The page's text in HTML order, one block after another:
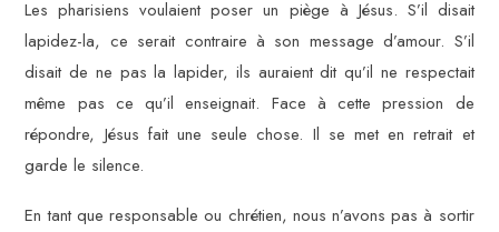
Les pharisiens voulaient poser un piège à Jésus. S’il disait
lapidez-la, ce serait contraire à son message d’amour. S’il
disait de ne pas la lapider, ils auraient dit qu’il ne respectait
même pas ce qu’il enseignait. Face à cette pression de
répondre, Jésus fait une seule chose. Il se met en retrait et
garde le silence.
En tant que responsable ou chrétien, nous n’avons pas à sortir